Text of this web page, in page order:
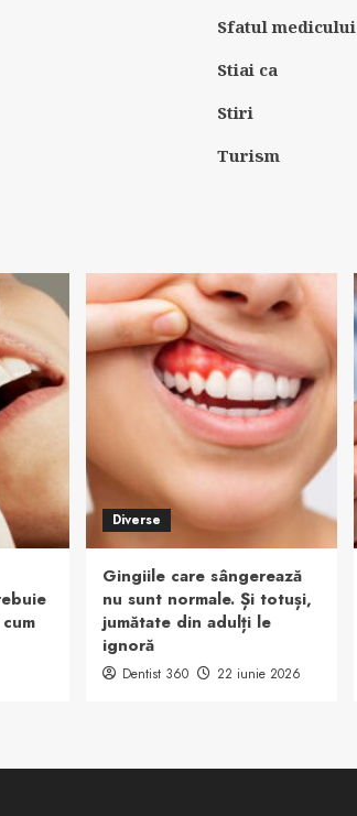
Sfatul medicului
Stiai ca
Stiri
Turism
Diverse
Gingiile care sângerează
nu sunt normale. Și totuși,
jumătate din adulți le
ignoră
Dentist 360 22 iunie 2026